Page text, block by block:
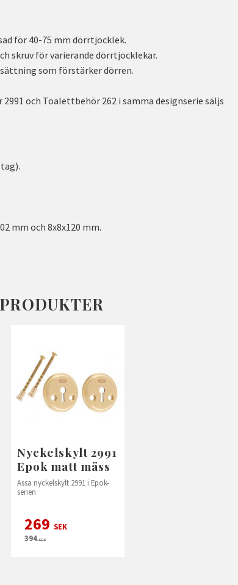
för 40-75 mm dörrtjocklek.
skruv för varierande dörrtjocklekar.
som förstärker dörren.
och Toalettbehör 262 i samma designserie säljs
mm och 8x8x120 mm.
Nyckelskylt 2991
Epok matt mäss
Assa nyckelskylt 2991 i Epok-
serien
269 SEK
394SEK